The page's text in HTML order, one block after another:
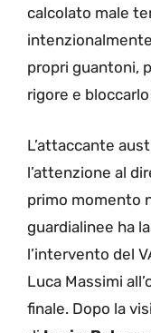
calcolato male
propri guantoni,
rigore e
L’attaccante
l’attenzione al
primo momento
guardialinee ha
l’intervento del
Luca Massimi
finale. Dopo la